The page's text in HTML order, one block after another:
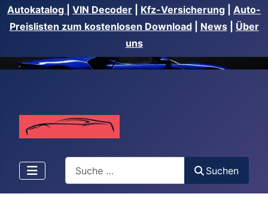
Autokatalog VIN Decoder Kfz-Versicherung
Auto-
Preislisten zum kostenlosen Download| News| Über
uns
Suchen